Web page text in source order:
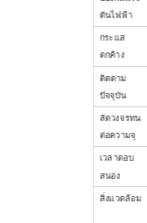
ดันไฟฟ้า
กระแส
ตกค้าง
ติดตาม
ปัจจุบัน
ลัดวงจรทน
ต่อความจุ
เวลาตอบ
สนอง
สิ่งแวดล้อม